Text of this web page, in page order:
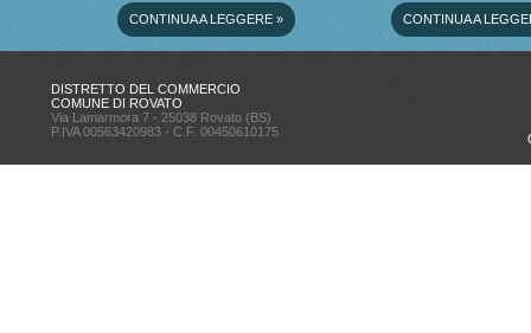
CONTINUA A LEGGERE » CONTINUA A
DISTRETTO DEL COMMERCIO
COMUNE DI ROVATO
Via Lamarmora 7 - 25038 Rovato (BS)
P.IVA 00563420983 - C.F. 00450610175